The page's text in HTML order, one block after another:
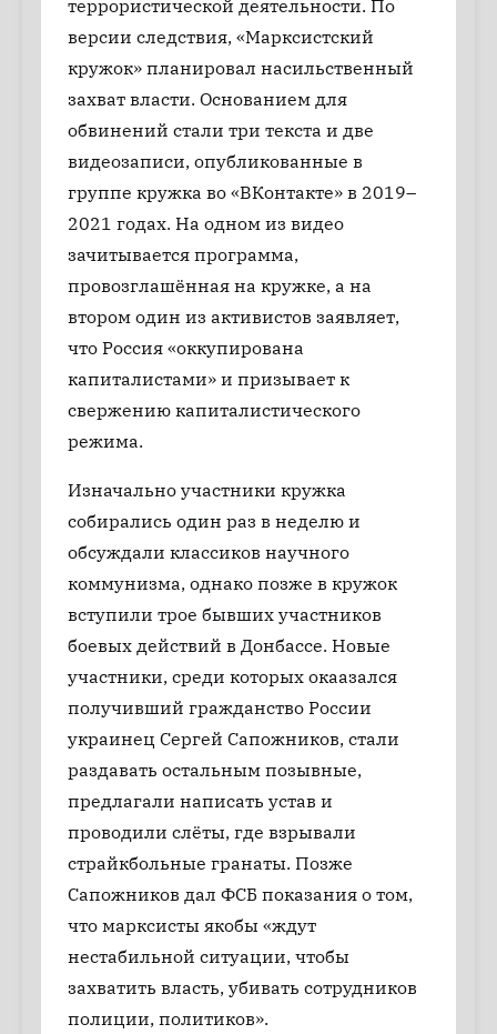
террористической деятельности. По
версии следствия, «Марксистский
кружок» планировал насильственный
захват власти. Основанием для
обвинений стали три текста и две
видеозаписи, опубликованные в
группе кружка во «ВКонтакте» в 2019–
2021 годах. На одном из видео
зачитывается программа,
провозглашённая на кружке, а на
втором один из активистов заявляет,
что Россия «оккупирована
капиталистами» и призывает к
свержению капиталистического
режима.
Изначально участники кружка
собирались один раз в неделю и
обсуждали классиков научного
коммунизма, однако позже в кружок
вступили трое бывших участников
боевых действий в Донбассе. Новые
участники, среди которых окаазался
получивший гражданство России
украинец Сергей Сапожников, стали
раздавать остальным позывные,
предлагали написать устав и
проводили слёты, где взрывали
страйкбольные гранаты. Позже
Сапожников дал ФСБ показания о том,
что марксисты якобы «ждут
нестабильной ситуации, чтобы
захватить власть, убивать сотрудников
полиции, политиков».